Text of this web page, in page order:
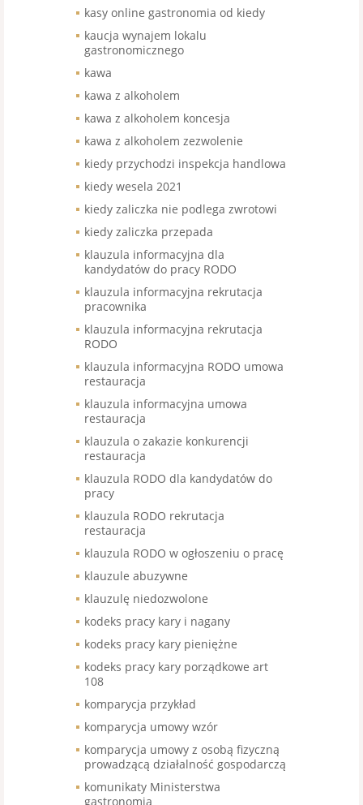
kasy online gastronomia od kiedy
kaucja wynajem lokalu
gastronomicznego
kawa
kawa z alkoholem
kawa z alkoholem koncesja
kawa z alkoholem zezwolenie
kiedy przychodzi inspekcja handlowa
kiedy wesela 2021
kiedy zaliczka nie podlega zwrotowi
kiedy zaliczka przepada
klauzula informacyjna dla
kandydatów do pracy RODO
klauzula informacyjna rekrutacja
pracownika
klauzula informacyjna rekrutacja
RODO
klauzula informacyjna RODO umowa
restauracja
klauzula informacyjna umowa
restauracja
klauzula o zakazie konkurencji
restauracja
klauzula RODO dla kandydatów do
pracy
klauzula RODO rekrutacja
restauracja
klauzula RODO w ogłoszeniu o pracę
klauzule abuzywne
klauzulę niedozwolone
kodeks pracy kary i nagany
kodeks pracy kary pieniężne
kodeks pracy kary porządkowe art
108
komparycja przykład
komparycja umowy wzór
komparycja umowy z osobą fizyczną
prowadzącą działalność gospodarczą
komunikaty Ministerstwa
gastronomia